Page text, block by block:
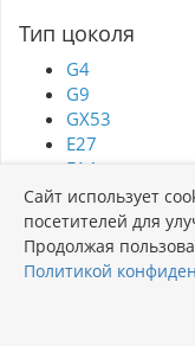
Тип цоколя
G4
G9
GX53
Е27
E14
Встроенный
MR16
GU10
E27
Сайт использует
посетителей для
Продолжая
Политикой